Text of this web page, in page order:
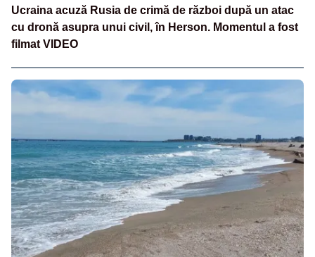
Ucraina acuză Rusia de crimă de război după un atac
cu dronă asupra unui civil, în Herson. Momentul a fost
filmat VIDEO